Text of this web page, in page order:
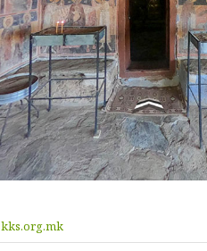
kks.org.mk